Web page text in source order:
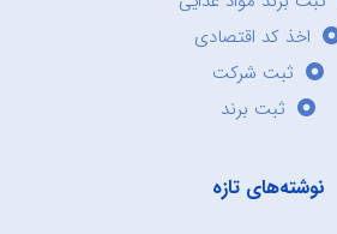
اخذ کد اقتصادی
ثبت شرکت
ثبت برند
نوشته‌های تازه